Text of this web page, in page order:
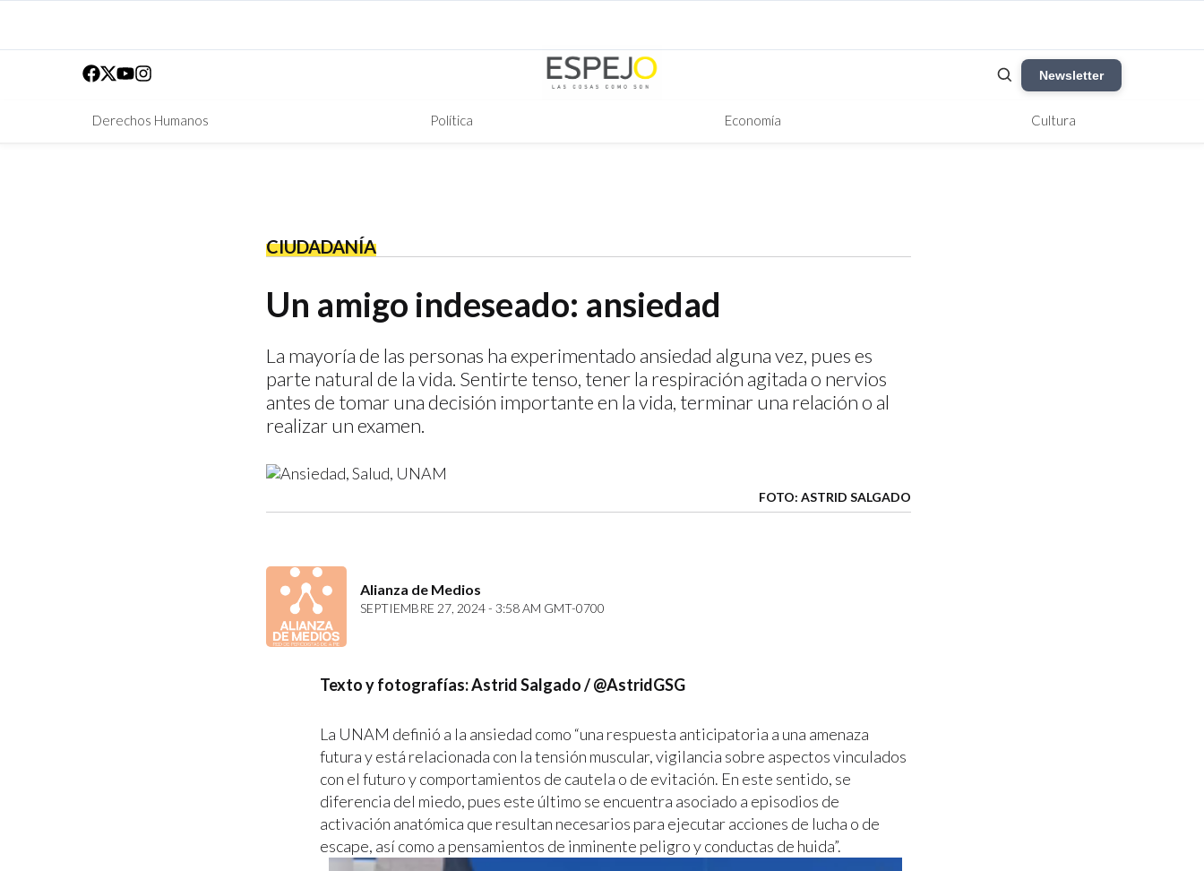
Newsletter
Derechos Humanos Política Economía Cultura
CIUDADANÍA
Un amigo indeseado: ansiedad
La mayoría de las personas ha experimentado ansiedad alguna vez, pues es
parte natural de la vida. Sentirte tenso, tener la respiración agitada o nervios
antes de tomar una decisión importante en la vida, terminar una relación o al
realizar un examen.
FOTO: ASTRID SALGADO
Alianza de Medios
SEPTIEMBRE 27, 2024 - 3:58 AM GMT-0700
Texto y fotografías: Astrid Salgado / @AstridGSG
La UNAM definió a la ansiedad como “una respuesta anticipatoria a una amenaza
futura y está relacionada con la tensión muscular, vigilancia sobre aspectos vinculados
con el futuro y comportamientos de cautela o de evitación. En este sentido, se
diferencia del miedo, pues este último se encuentra asociado a episodios de
activación anatómica que resultan necesarios para ejecutar acciones de lucha o de
escape, así como a pensamientos de inminente peligro y conductas de huida”.